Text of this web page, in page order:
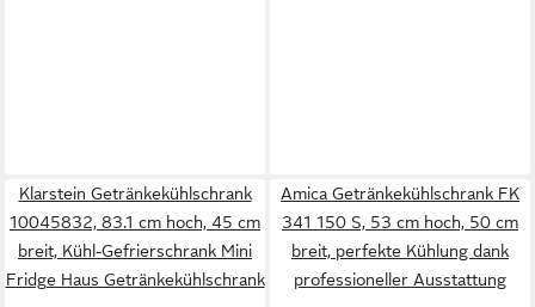
Klarstein Getränkekühlschrank
10045832, 83.1 cm hoch, 45 cm
breit, Kühl-Gefrierschrank Mini
Fridge Haus Getränkekühlschrank
Amica Getränkekühlschrank FK
341 150 S, 53 cm hoch, 50 cm
breit, perfekte Kühlung dank
professioneller Ausstattung